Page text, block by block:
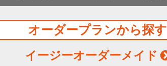
オーダープランから探す
イージーオーダーメイド